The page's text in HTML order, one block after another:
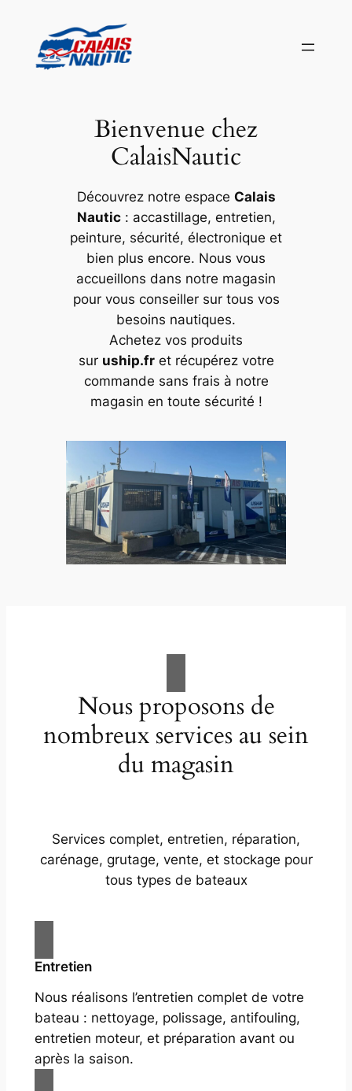
contenu
Bienvenue chez
CalaisNautic
Découvrez notre espace Calais
Nautic: accastillage, entretien,
peinture, sécurité, électronique et
bien plus encore. Nous vous
accueillons dans notre magasin
pour vous conseiller sur tous vos
besoins nautiques.
Achetez vos produits
sur uship.fret récupérez votre
commande sans frais à notre
magasin en toute sécurité !
Nous proposons de
nombreux services au sein
du magasin
Services complet, entretien, réparation,
carénage, grutage, vente, et stockage pour
tous types de bateaux
Entretien
Nous réalisons l’entretien complet de votre
bateau : nettoyage, polissage, antifouling,
entretien moteur, et préparation avant ou
après la saison.